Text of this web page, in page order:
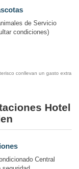
de Servicio
condiciones)
conllevan un gasto extra
Hotel
Central